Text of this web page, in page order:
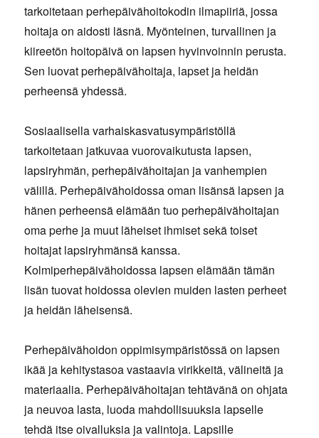
tarkoitetaan perhepäivähoitokodin ilmapiiriä, jossa
hoitaja on aidosti läsnä. Myönteinen, turvallinen ja
kiireetön hoitopäivä on lapsen hyvinvoinnin perusta.
Sen luovat perhepäivähoitaja, lapset ja heidän
perheensä yhdessä.
Sosiaalisella varhaiskasvatusympäristöllä
tarkoitetaan jatkuvaa vuorovaikutusta lapsen,
lapsiryhmän, perhepäivähoitajan ja vanhempien
välillä. Perhepäivähoidossa oman lisänsä lapsen ja
hänen perheensä elämään tuo perhepäivähoitajan
oma perhe ja muut läheiset ihmiset sekä toiset
hoitajat lapsiryhmänsä kanssa.
Kolmiperhepäivähoidossa lapsen elämään tämän
lisän tuovat hoidossa olevien muiden lasten perheet
ja heidän läheisensä.
Perhepäivähoidon oppimisympäristössä on lapsen
ikää ja kehitystasoa vastaavia virikkeitä, välineitä ja
materiaalia. Perhepäivähoitajan tehtävänä on ohjata
ja neuvoa lasta, luoda mahdollisuuksia lapselle
tehdä itse oivalluksia ja valintoja. Lapsille